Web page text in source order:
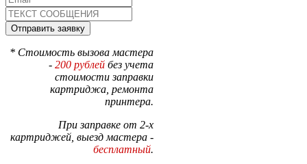
* Стоимость вызова мастера
- 200 рублей без учета
стоимости заправки
картриджа, ремонта
принтера.
При заправке от 2-х
картриджей, выезд мастера -
бесплатный.